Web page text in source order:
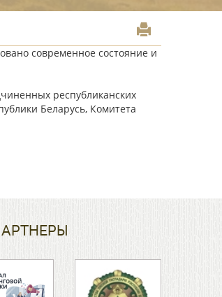
современное состояние и
республиканских
Беларусь, Комитета